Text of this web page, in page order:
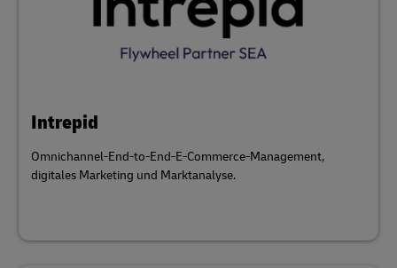
Intrepid
Omnichannel-End-to-End-E-Commerce-Management,
digitales Marketing und Marktanalyse.